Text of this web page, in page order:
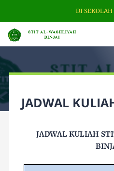
DI SEKOLAH
JADWAL
JADWAL KULIAH